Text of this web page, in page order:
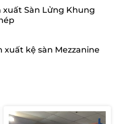
xuất Sàn Lửng Khung
xuất kệ sàn Mezzanine